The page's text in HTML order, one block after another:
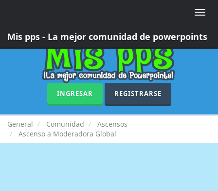
Toggle
Mis pps - La mejor comunidad de powerpoints
INGRESAR REGISTRARSE
General Comunidad
Ascensos
Ascenso a Moderadora Global